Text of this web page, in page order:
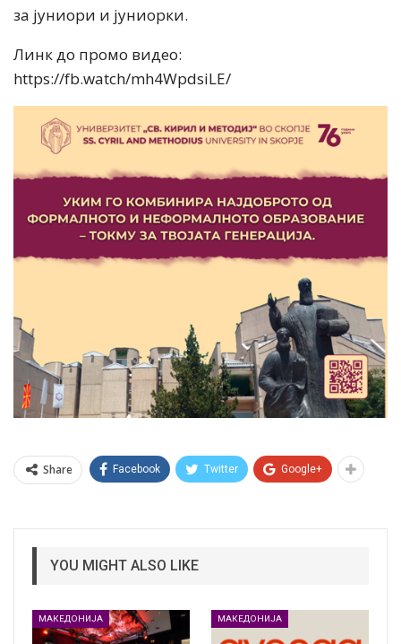
за јуниори и јуниорки.
Линк до промо видео:
https://fb.watch/mh4WpdsiLE/
Share Facebook Twitter Google+
YOU MIGHT ALSO LIKE
МАКЕДОНИЈА МАКЕДОНИЈА